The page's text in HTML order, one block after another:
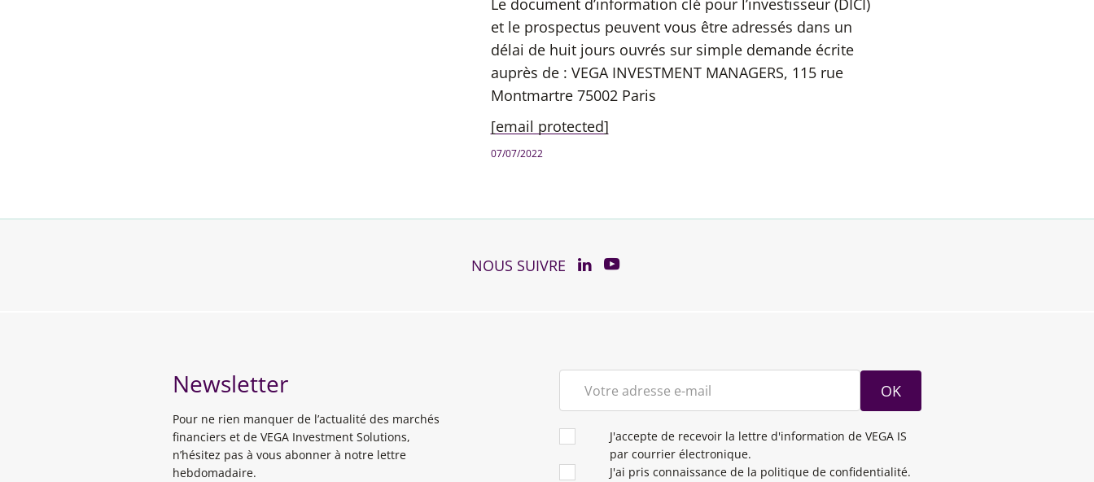
Le document d’information clé pour l’investisseur (DICI)
et le prospectus peuvent vous être adressés dans un
délai de huit jours ouvrés sur simple demande écrite
auprès de : VEGA INVESTMENT MANAGERS, 115 rue
Montmartre 75002 Paris
[email protected]
07/07/2022
NOUS SUIVRE LinkedinYouTube
Newsletter
Pour ne rien manquer de l’actualité des marchés
financiers et de VEGA Investment Solutions,
n’hésitez pas à vous abonner à notre lettre
hebdomadaire.
OK
CONDITIONS
J'accepte de recevoir la lettre d'information de VEGA IS
par courrier électronique.
J'ai pris connaissance de la politique de confidentialité.